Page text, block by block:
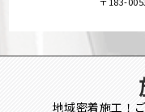
地域密着施工！